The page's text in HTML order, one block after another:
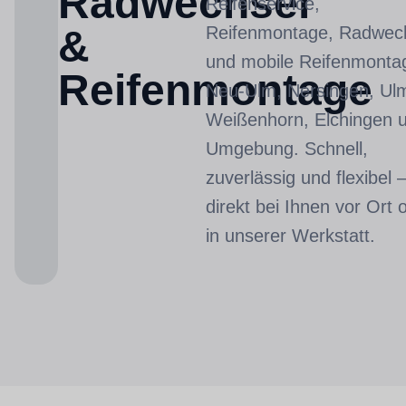
&
Reifenmontage
Reifenmontage,
und mobile
Neu-Ulm, Nersingen,
Weißenhorn, Elchingen
Umgebung. Schnell,
zuverlässig und flexibel –
direkt bei Ihnen vor Ort
in unserer Werkstatt.